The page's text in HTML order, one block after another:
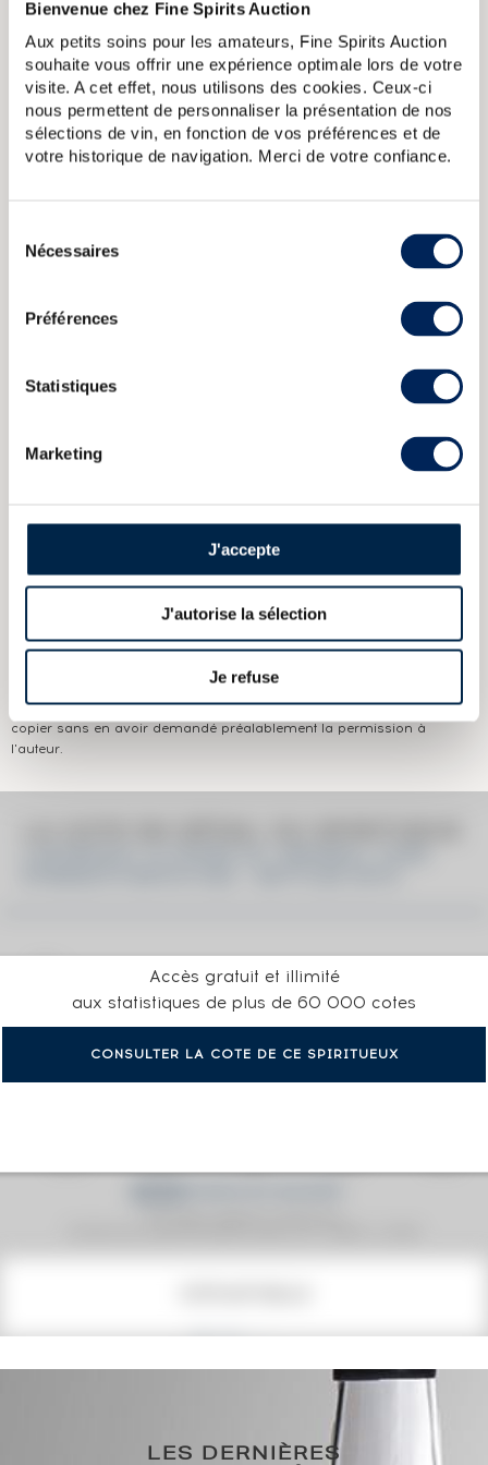
Bienvenue chez Fine Spirits Auction
Aux petits soins pour les amateurs, Fine Spirits Auction
souhaite vous offrir une expérience optimale lors de votre
visite. A cet effet, nous utilisons des cookies. Ceux-ci
nous permettent de personnaliser la présentation de nos
sélections de vin, en fonction de vos préférences et de
votre historique de navigation. Merci de votre confiance.
Nécessaires
Préférences
Statistiques
Marketing
J'accepte
J'autorise la sélection
Je refuse
A PROPOS DE LA CUVÉE
Laphroaig 10 ans Original Cask Strength Batch 002, sorti
en 2010. Les premières versions des 10 ans brut de fût de
Laphroaig apparaissent en 1995. On trouve d'abord les
bouteille avec un bandeau vert mentionnant « Straight from
the wood » puis celle avec un bandeau rouge mentionnant «
Original cask strength » et enfin, à partir de 2009, les batch
Laphroaig 10 years Of. Cask Strength 57.3
Laphroaig 15 years
Laphroaig 10 years 1999
years 1988 Signatory Vintage Single Sherry Butt n3599 LMDW
Straight From The Cask
Pays/région :
Couleur : Ambré
Les informations publiées ci-dessus présentent les caractéristiques
Elles ne sont pas spécifiques au millésime.
Attention, ce texte est protégé par un droit d'auteur. Il est interdit de le
copier sans en avoir demandé préalablement la permission à
l'auteur.
Accès gratuit et illimité
aux statistiques de plus de 60 000 cotes
CONSULTER LA COTE DE CE SPIRITUEUX
274€
(plus haut annuel)
LES DERNIÈRES